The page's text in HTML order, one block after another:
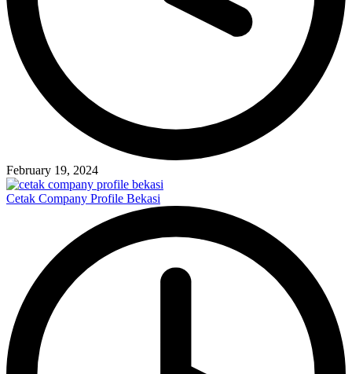
February 19, 2024
Cetak Company Profile Bekasi